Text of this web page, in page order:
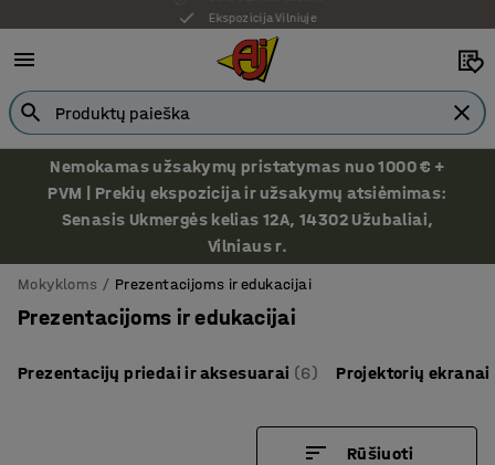
Ekspozicija Vilniuje
Nemokamas užsakymų pristatymas nuo 1000 € +
PVM | Prekių ekspozicija ir užsakymų atsiėmimas:
Senasis Ukmergės kelias 12A, 14302 Užubaliai,
Vilniaus r.
Mokykloms Prezentacijoms ir edukacijai
Prezentacijoms ir edukacijai
Prezentacijų priedai ir aksesuarai (6) Projektorių ekranai
Rūšiuoti